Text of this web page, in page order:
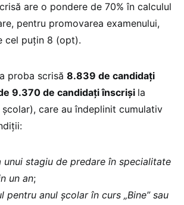
are o pondere de 70% în calculul
pentru promovarea examenului,
cel puțin 8 (opt).
proba scrisă 8.839 de candidați
9.370 de candidați înscriși la
care au îndeplinit cumulativ
unui stagiu de predare în specialitate
un an;
pentru anul școlar în curs „Bine” sau